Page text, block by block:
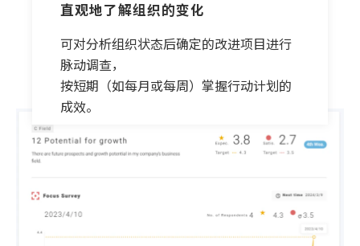
直观地了解组织的变化
可对分析组织状态后确定的改进项目进行
脉动调查，
按短期（如每月或每周）掌握行动计划的
成效。